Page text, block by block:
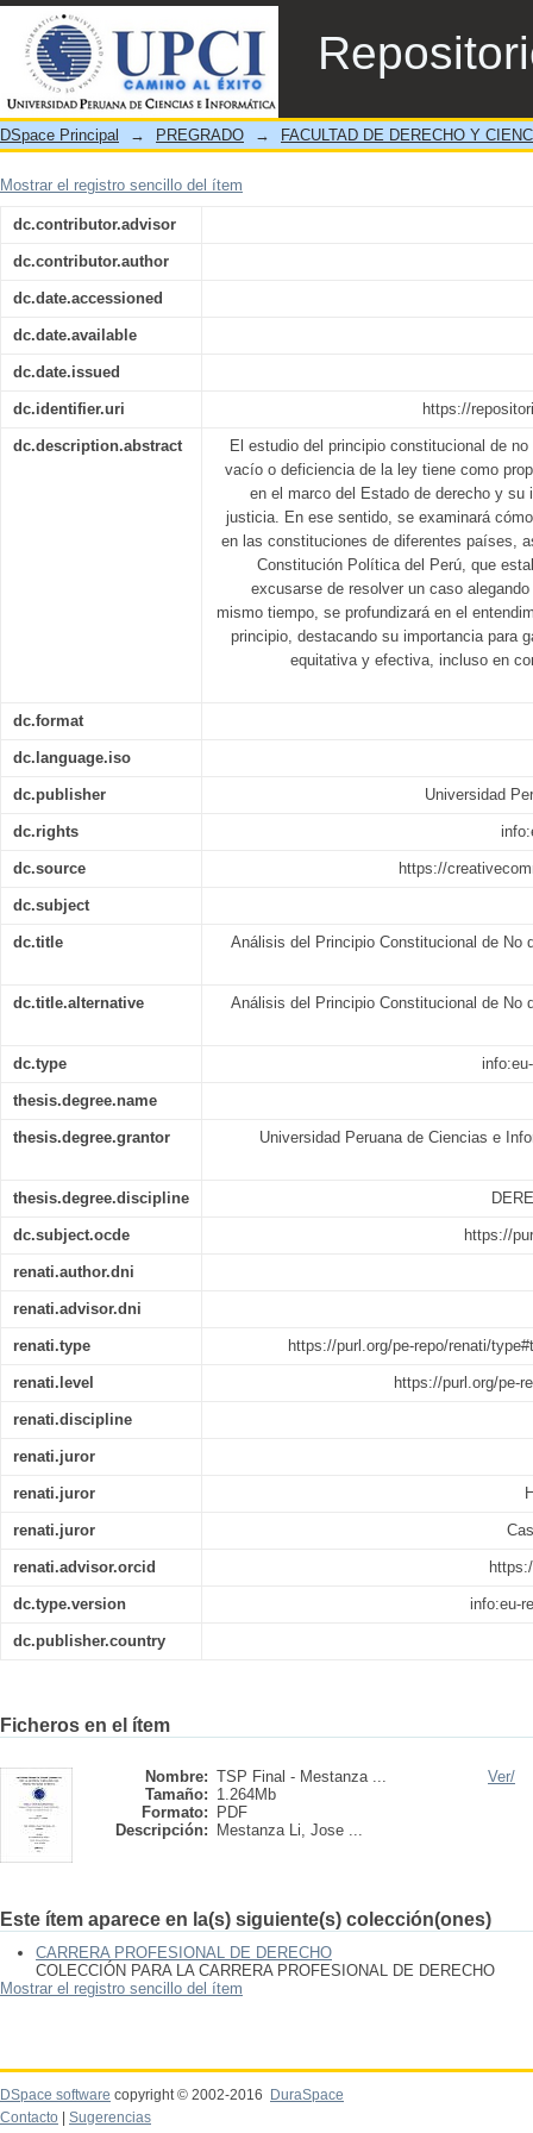
Análisis del Principio Constitucional de
de la Ley
DSpace Principal → PREGRADO → FACULTAD DE DERECHO Y
Mostrar el registro sencillo del ítem
dc.contributor.advisor
dc.contributor.author
dc.date.accessioned
dc.date.available
dc.date.issued
dc.identifier.uri https://
dc.description.abstract
El estudio del principio constitucional de
vacío o deficiencia de la ley tiene como
en el marco del Estado de derecho y su
justicia. En ese sentido, se examinará
en las constituciones de diferentes países,
Constitución Política del Perú, que
excusarse de resolver un caso
mismo tiempo, se profundizará en el
principio, destacando su importancia para
equitativa y efectiva, incluso en
dc.format
dc.language.iso
dc.publisher Universidad
dc.rights
dc.source https://
dc.subject
dc.title Análisis del Principio Constitucional de No
dc.title.alternative Análisis del Principio Constitucional de No
dc.type
thesis.degree.name
thesis.degree.grantor Universidad Peruana de Ciencias e
thesis.degree.discipline
dc.subject.ocde https://
renati.author.dni
renati.advisor.dni
renati.type https://purl.org/pe-repo/renati/
renati.level https://purl.org/pe-
renati.discipline
renati.juror
renati.juror
renati.juror
renati.advisor.orcid
dc.type.version info:eu-
dc.publisher.country
Ficheros en el ítem
Nombre: TSP Final - Mestanza ...
Tamaño: 1.264Mb
Formato:
PDF
Descripción:
Mestanza Li, Jose ...
Ver/
Este ítem aparece en la(s) siguiente(s) colección(ones)
CARRERA PROFESIONAL DE DERECHO
COLECCIÓN PARA LA CARRERA PROFESIONAL DE DERECHO
Mostrar el registro sencillo del ítem
DSpace software copyright © 2002-2016
DuraSpace
Contacto
Sugerencias